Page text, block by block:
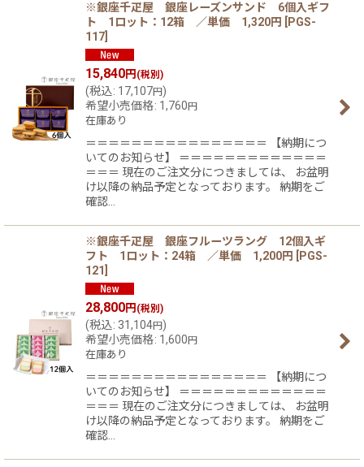
※銀座千疋屋 銀座レーズンサンド 6個入ギフ
ト 1ロット：12箱 ／単価 1,320円
PGS-
117
15,840円 (税別)
(税込: 17,107円)
希望小売価格: 1,760円
在庫あり
＝＝＝＝＝＝＝＝＝＝＝＝＝＝＝＝ 【納期につ
いてのお知らせ】 ＝＝＝＝＝＝＝＝＝＝＝＝＝
＝＝＝ 現在のご注文分につきましては、 お盆明
け以降の納品予定となっております。 納期をご
確認…
※銀座千疋屋 銀座フルーツラング 12個入ギ
フト 1ロット：24箱 ／単価 1,200円
PGS-
121
28,800円 (税別)
(税込: 31,104円)
希望小売価格: 1,600円
在庫あり
＝＝＝＝＝＝＝＝＝＝＝＝＝＝＝＝ 【納期につ
いてのお知らせ】 ＝＝＝＝＝＝＝＝＝＝＝＝＝
＝＝＝ 現在のご注文分につきましては、 お盆明
け以降の納品予定となっております。 納期をご
確認…